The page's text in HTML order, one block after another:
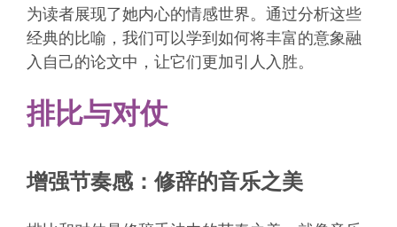
为读者展现了她内心的情感世界。通过分析这些
经典的比喻，我们可以学到如何将丰富的意象融
入自己的论文中，让它们更加引人入胜。
排比与对仗
增强节奏感：修辞的音乐之美